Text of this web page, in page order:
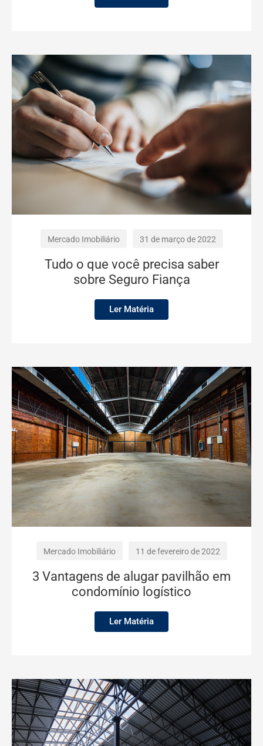
Mercado Imobiliário 31 de março de 2022
Tudo o que você precisa saber
sobre Seguro Fiança
Ler Matéria
Mercado Imobiliário 11 de fevereiro de 2022
3 Vantagens de alugar pavilhão em
condomínio logístico
Ler Matéria